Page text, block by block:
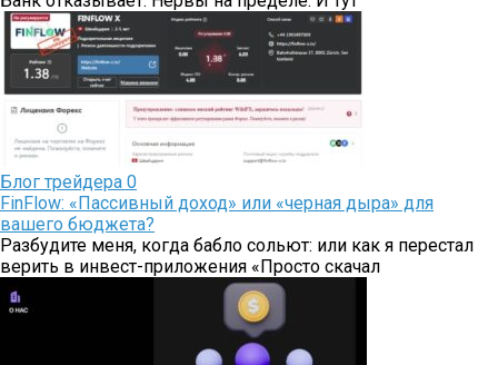
Блог трейдера 0
FinFlow: «Пассивный доход» или «черная дыра» для
вашего бюджета?
Разбудите меня, когда бабло сольют: или как я перестал
верить в инвест-приложения «Просто скачал